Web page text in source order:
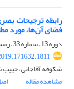
رابطه ترجیحات
فضای آن‌ها، مورد
دوره 13، شماره 33، زمستان 1399، صفحه
شکوفه آقاجانی،
مشاهده مقاله